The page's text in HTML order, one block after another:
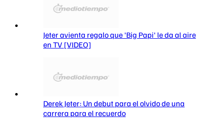
Jeter avienta regalo que 'Big Papi' le da al aire
en TV [VIDEO]
Derek Jeter: Un debut para el olvido de una
carrera para el recuerdo